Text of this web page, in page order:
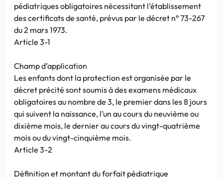
pédiatriques obligatoires nécessitant l’établissement
des certificats de santé, prévus par le décret n° 73-267
du 2 mars 1973.
Article 3-1
Champ d’application
Les enfants dont la protection est organisée par le
décret précité sont soumis à des examens médicaux
obligatoires au nombre de 3, le premier dans les 8 jours
qui suivent la naissance, l’un au cours du neuvième ou
dixième mois, le dernier au cours du vingt-quatrième
mois ou du vingt-cinquième mois.
Article 3-2
Définition et montant du forfait pédiatrique